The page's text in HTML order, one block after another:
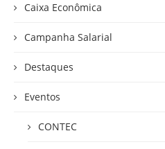
Caixa Econômica
Campanha Salarial
Destaques
Eventos
CONTEC